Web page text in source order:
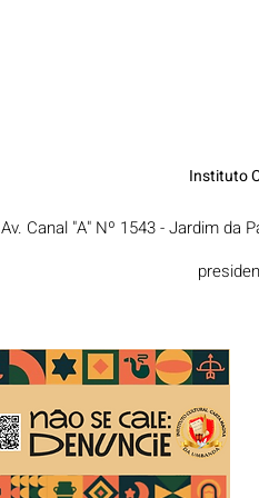
Instituto
Av. Canal "A" Nº 1543 - Jardim da